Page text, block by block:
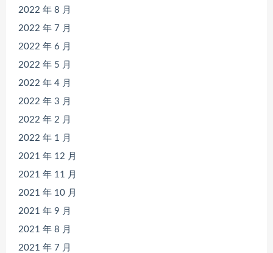
2022 年 8 月
2022 年 7 月
2022 年 6 月
2022 年 5 月
2022 年 4 月
2022 年 3 月
2022 年 2 月
2022 年 1 月
2021 年 12 月
2021 年 11 月
2021 年 10 月
2021 年 9 月
2021 年 8 月
2021 年 7 月